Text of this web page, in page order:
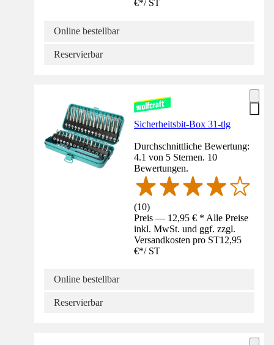
€*/ ST
Online bestellbar
Reservierbar
Sicherheitsbit-Box 31-tlg
Durchschnittliche Bewertung:
4.1 von 5 Sternen. 10
Bewertungen.
(10)
Preis — 12,95 € * Alle Preise
inkl. MwSt. und ggf. zzgl.
Versandkosten pro ST12,95
€*/ ST
Online bestellbar
Reservierbar